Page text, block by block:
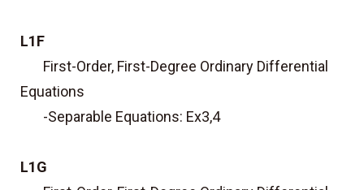
L1F
First-Order, First-Degree Ordinary Differential
Equations
-Separable Equations: Ex3,4
L1G